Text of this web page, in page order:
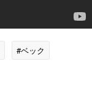
#ベック